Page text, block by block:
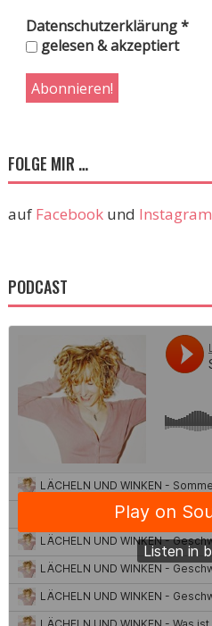
Datenschutzerklärung*
gelesen & akzeptiert
FOLGE MIR …
auf Facebookund Instagram
PODCAST